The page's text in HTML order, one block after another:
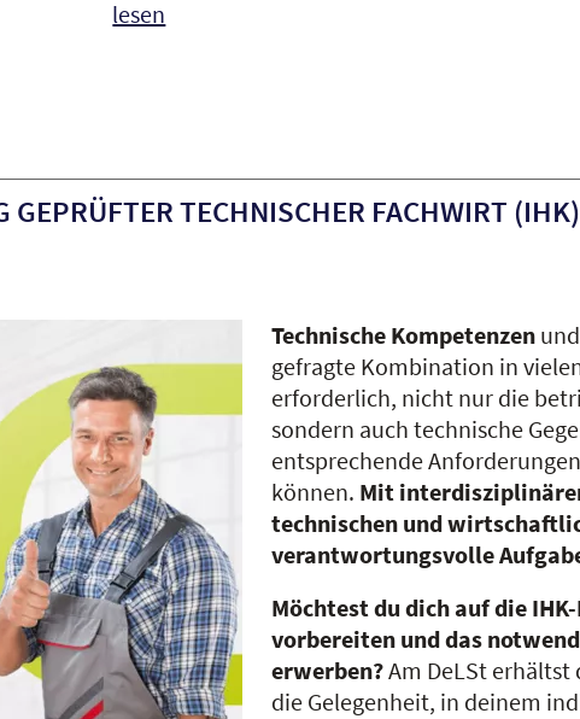
TECHNISCHER FACHWIRT (IHK)
Technische Kompetenzen und
gefragte Kombination in
erforderlich, nicht nur die
sondern auch technische
entsprechende
können. Mit
technischen und
verantwortungsvolle
Möchtest du dich auf die
vorbereiten und das
erwerben?Am DeLSt
die Gelegenheit, in deinem